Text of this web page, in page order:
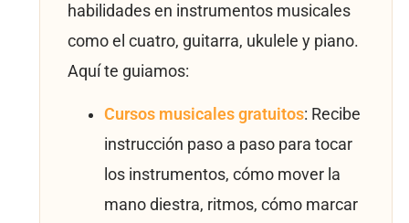
habilidades en instrumentos musicales
como el cuatro, guitarra, ukulele y piano.
Aquí te guiamos:
Cursos musicales gratuitos: Recibe
instrucción paso a paso para tocar
los instrumentos, cómo mover la
mano diestra, ritmos, cómo marcar